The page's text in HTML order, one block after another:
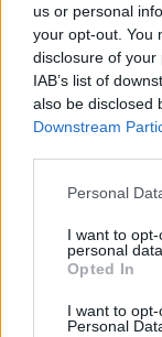
us or personal
your opt-out. You
disclosure of
IAB’s list of
also be disclosed
Downstream
Personal
I want to
personal data.
Opted In
I want to
Personal
shpejtë në botë